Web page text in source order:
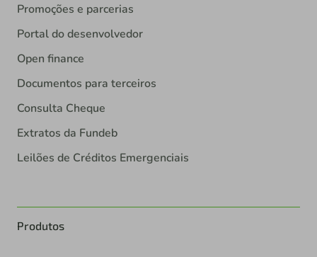
Promoções e parcerias
Portal do desenvolvedor
Open finance
Documentos para terceiros
Consulta Cheque
Extratos da Fundeb
Leilões de Créditos Emergenciais
Produtos